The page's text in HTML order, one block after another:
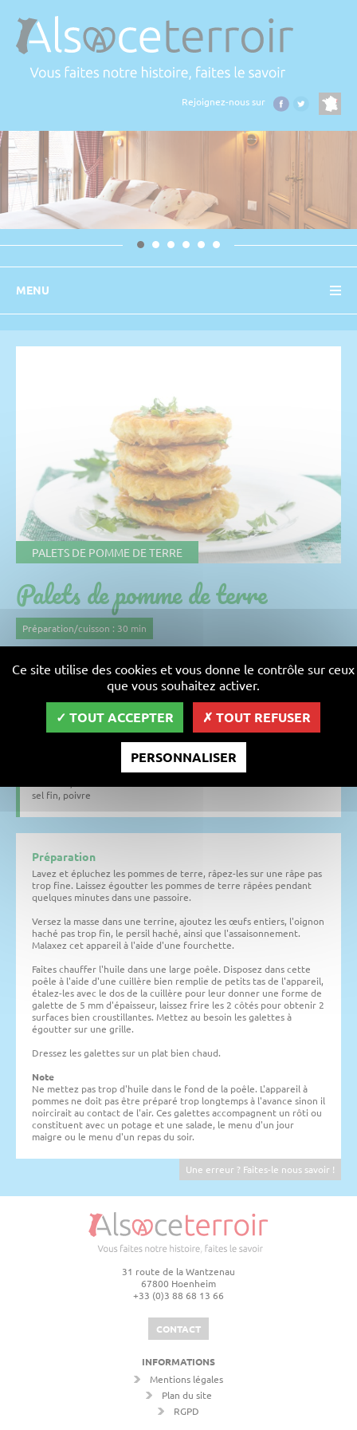
Rejoignez-nous sur
MENU
PALETS DE POMME DE TERRE
Palets de pomme de terre
Préparation/cuisson : 30 min
Ingrédients
800 g de grosses pommes de terre,
1 oignon moyen,
1 peu de persil haché,
sel fin, poivre
Préparation
Lavez et épluchez les pommes de terre, râpez-les sur une râpe pas
trop fine. Laissez égoutter les pommes de terre râpées pendant
quelques minutes dans une passoire.
Versez la masse dans une terrine, ajoutez les œufs entiers, l'oignon
haché pas trop fin, le persil haché, ainsi que l'assaisonnement.
Malaxez cet appareil à l'aide d'une fourchette.
Faites chauffer l'huile dans une large poêle. Disposez dans cette
poêle à l'aide d'une cuillère bien remplie de petits tas de l'appareil,
étalez-les avec le dos de la cuillère pour leur donner une forme de
galette de 5 mm d'épaisseur, laissez frire les 2 côtés pour obtenir 2
surfaces bien croustillantes. Mettez au besoin les galettes à
égoutter sur une grille.
Dressez les galettes sur un plat bien chaud.
Note
Ne mettez pas trop d'huile dans le fond de la poêle. L'appareil à
pommes ne doit pas être préparé trop longtemps à l'avance sinon il
noircirait au contact de l'air. Ces galettes accompagnent un rôti ou
constituent avec un potage et une salade, le menu d'un jour
maigre ou le menu d'un repas du soir.
Une erreur ? Faites-le nous savoir !
31 route de la Wantzenau
67800 Hoenheim
+33 (0)3 88 68 13 66
CONTACT
INFORMATIONS
Mentions légales
Plan du site
RGPD
Ce site utilise des cookies et vous donne le contrôle sur ceux
que vous souhaitez activer.
TOUT ACCEPTER TOUT REFUSER
PERSONNALISER